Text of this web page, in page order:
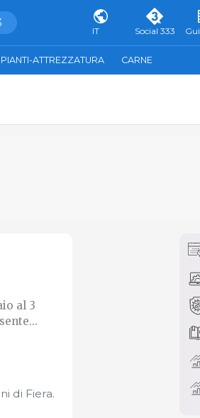
IT Social 333
ATTREZZATURA CARNE
al 3
di Fiera.